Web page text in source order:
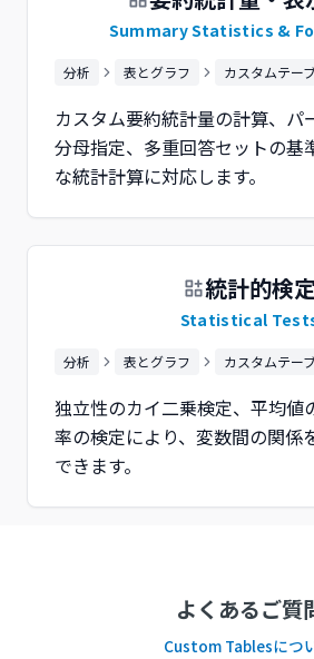
Summary Statistics &
分析 表とグラフ カスタムテー
カスタム要約統計量の計算、パ
分母指定、多重回答セットの基
な統計計算に対応します。
統計的検
Statistical
分析 表とグラフ カスタムテー
独立性のカイ二乗検定、平均値
率の検定により、変数間の関係
できます。
よくあるご質
Custom Tablesにつ